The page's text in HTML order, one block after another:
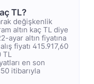
TL?
değişkenlik
altın kaç TL diye
ayar altın fiyatına
fiyatı 415.917,60
TL
en son
itibarıyla